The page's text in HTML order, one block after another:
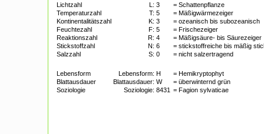
Lichtzahl L: 3
= Schattenpflanze
Temperaturzahl
T: 5
= Mäßigwärmezeiger
Kontinentalitätszahl
K: 3
= ozeanisch bis subozeanisch
Feuchtezahl
F: 5
= Frischezeiger
Reaktionszahl
R: 4
= Mäßigsäure- bis Säurezeiger
Stickstoffzahl
N: 6
= stickstoffreiche bis mäßig
Salzzahl
S: 0 = nicht salzertragend
Lebensform Lebensform: H
= Hemikryptophyt
Blattausdauer
Blattausdauer: W
= überwinternd grün
Soziologie
Soziologie: 8431 = Fagion sylvaticae